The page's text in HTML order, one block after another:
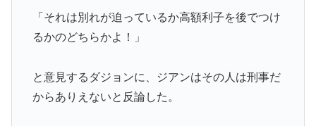
「それは別れが迫っているか高額利子を後でつけ
るかのどちらかよ！」
と意見するダジョンに、ジアンはその人は刑事だ
からありえないと反論した。